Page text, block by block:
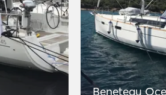
Beneteau